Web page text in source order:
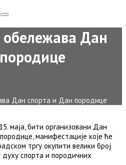
Дан
Дан спорта и Дан породице
маја, бити организовани Дан
манифестације које ће
тргу окупити велики број
спорта и породичних